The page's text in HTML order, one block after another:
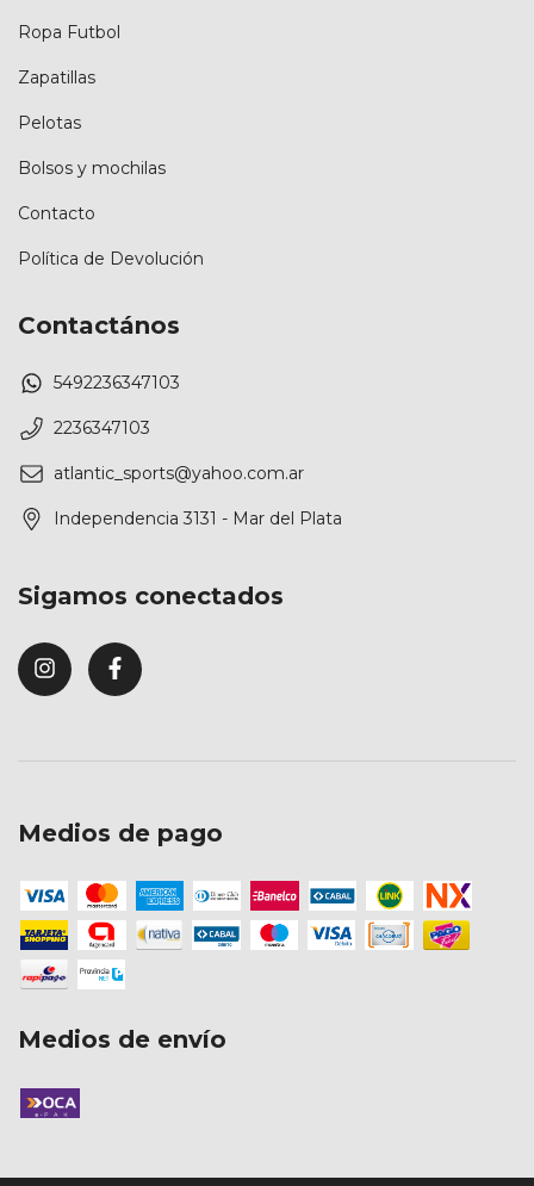
Ropa Futbol
Zapatillas
Pelotas
Bolsos y mochilas
Contacto
Política de Devolución
Contactános
5492236347103
2236347103
atlantic_sports@yahoo.com.ar
Independencia 3131 - Mar del Plata
Sigamos conectados
Medios de pago
Medios de envío